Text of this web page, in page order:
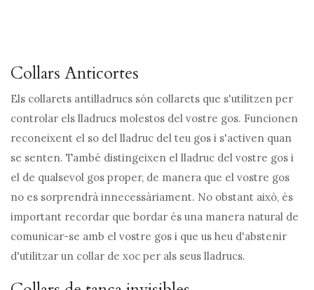
Collars Anticortes
Els collarets antilladrucs són collarets que s'utilitzen per
controlar els lladrucs molestos del vostre gos. Funcionen
reconeixent el so del lladruc del teu gos i s'activen quan
se senten. També distingeixen el lladruc del vostre gos i
el de qualsevol gos proper, de manera que el vostre gos
no es sorprendrà innecessàriament. No obstant això, és
important recordar que bordar és una manera natural de
comunicar-se amb el vostre gos i que us heu d'abstenir
d'utilitzar un collar de xoc per als seus lladrucs.